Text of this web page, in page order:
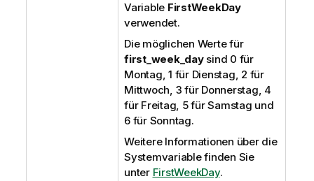
Variable FirstWeekDay
verwendet.
Die möglichen Werte für
first_week_daysind 0 für
Montag, 1 für Dienstag, 2 für
Mittwoch, 3 für Donnerstag, 4
für Freitag, 5 für Samstag und
6 für Sonntag.
Weitere Informationen über die
Systemvariable finden Sie
unter FirstWeekDay.